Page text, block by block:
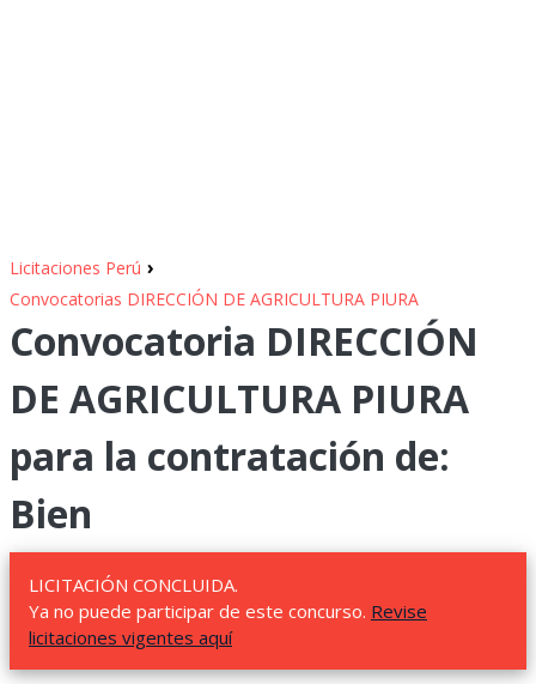
Licitaciones Perú ›
Convocatorias DIRECCIÓN DE AGRICULTURA PIURA
Convocatoria DIRECCIÓN
DE AGRICULTURA PIURA
para la contratación de:
Bien
LICITACIÓN CONCLUIDA.
Ya no puede participar de este concurso. Revise
licitaciones vigentes aquí